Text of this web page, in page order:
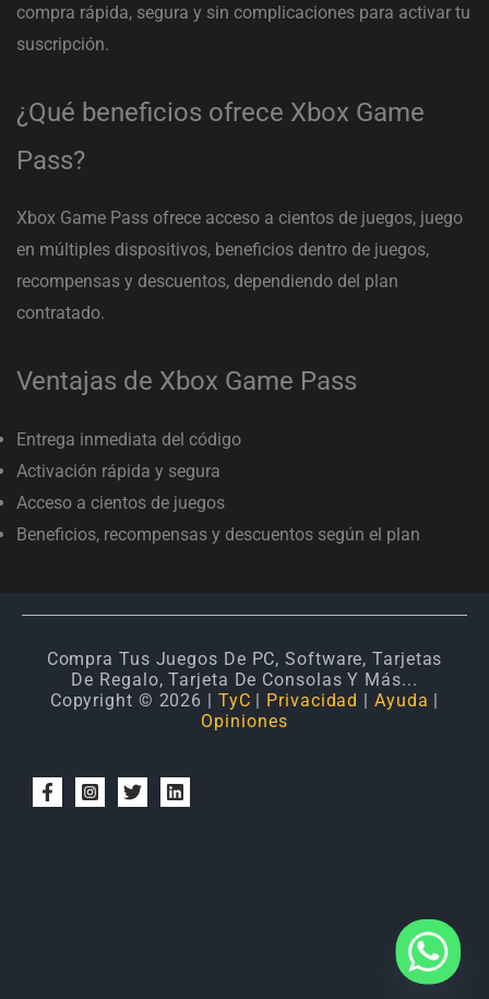
compra rápida, segura y sin complicaciones para activar tu
suscripción.
¿Qué beneficios ofrece Xbox Game
Pass?
Xbox Game Pass ofrece acceso a cientos de juegos, juego
en múltiples dispositivos, beneficios dentro de juegos,
recompensas y descuentos, dependiendo del plan
contratado.
Ventajas de Xbox Game Pass
Entrega inmediata del código
Activación rápida y segura
Acceso a cientos de juegos
Beneficios, recompensas y descuentos según el plan
Compra Tus Juegos De PC, Software, Tarjetas
De Regalo, Tarjeta De Consolas Y Más...
Copyright © 2026 | TyC | Privacidad | Ayuda |
Opiniones